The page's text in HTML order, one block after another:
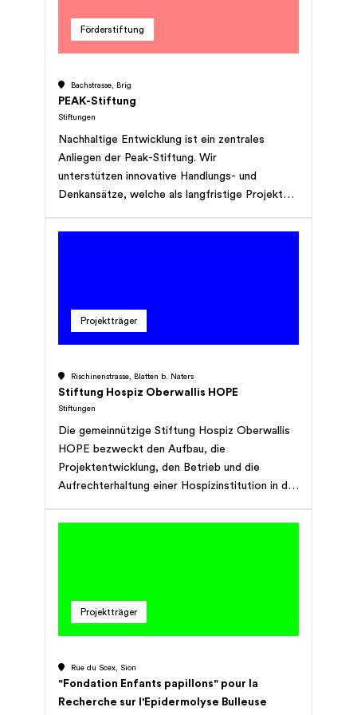
Förderstiftung
Bachstrasse, Brig
PEAK-Stiftung
Stiftungen
Nachhaltige Entwicklung ist ein zentrales
Anliegen der Peak-Stiftung. Wir
unterstützen innovative Handlungs- und
Denkansätze, welche als langfristige Projekte
insbesondere mit dem Schwerpunkt Alter und
Projektträger
Rischinenstrasse, Blatten b. Naters
Stiftung Hospiz Oberwallis HOPE
Stiftungen
Die gemeinnützige Stiftung Hospiz Oberwallis
HOPE bezweckt den Aufbau, die
Projektentwicklung, den Betrieb und die
Aufrechterhaltung einer Hospizinstitution in der
Institution im Langzeitpflegebereich mit
Den unheilbar kranken und sterbenden
letzten Lebensabschnittes durch eine liebevolle
und individuelle Begleitung und Betreuung
ermöglicht werden, welche auch die
Projektträger
Rue du Scex, Sion
"Fondation Enfants papillons" pour la
Recherche sur l'Epidermolyse Bulleuse